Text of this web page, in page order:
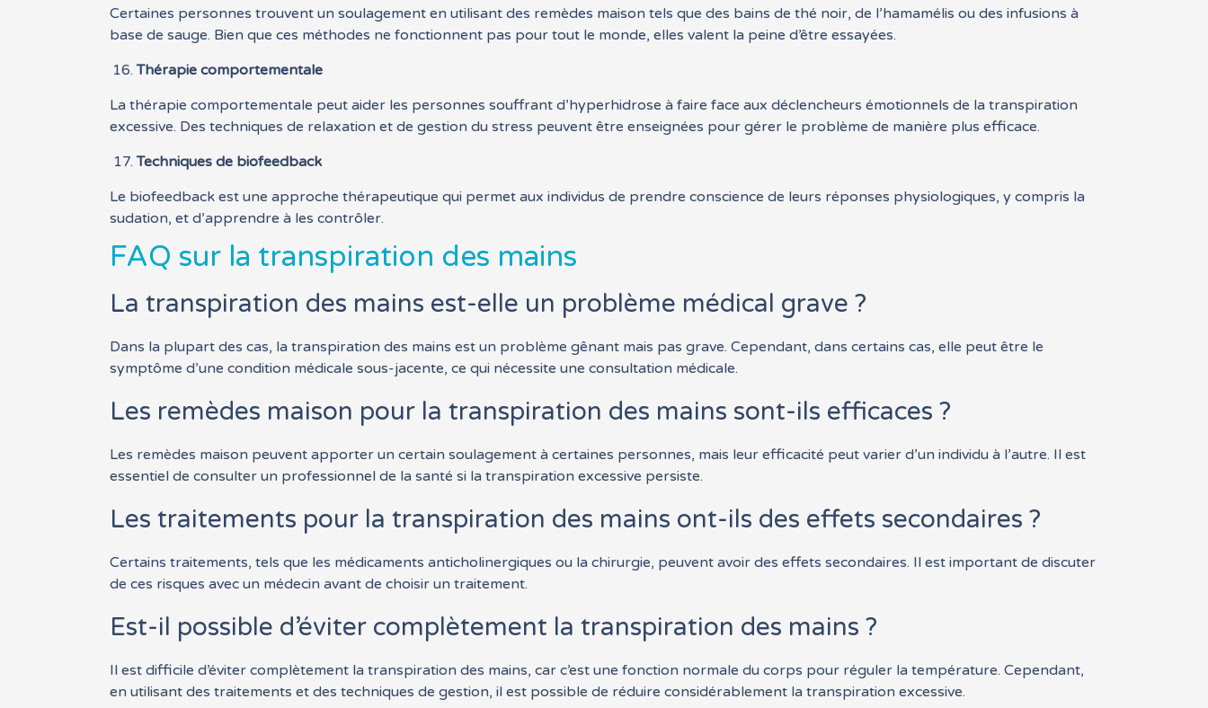
Certaines personnes trouvent un soulagement en utilisant des remèdes maison tels que des bains de thé noir, de l’hamamélis ou des infusions à
base de sauge. Bien que ces méthodes ne fonctionnent pas pour tout le monde, elles valent la peine d’être essayées.
Thérapie comportementale
La thérapie comportementale peut aider les personnes souffrant d’hyperhidrose à faire face aux déclencheurs émotionnels de la transpiration
excessive. Des techniques de relaxation et de gestion du stress peuvent être enseignées pour gérer le problème de manière plus efficace.
Techniques de biofeedback
Le biofeedback est une approche thérapeutique qui permet aux individus de prendre conscience de leurs réponses physiologiques, y compris la
sudation, et d’apprendre à les contrôler.
FAQ sur la transpiration des mains
La transpiration des mains est-elle un problème médical grave ?
Dans la plupart des cas, la transpiration des mains est un problème gênant mais pas grave. Cependant, dans certains cas, elle peut être le
symptôme d’une condition médicale sous-jacente, ce qui nécessite une consultation médicale.
Les remèdes maison pour la transpiration des mains sont-ils efficaces ?
Les remèdes maison peuvent apporter un certain soulagement à certaines personnes, mais leur efficacité peut varier d’un individu à l’autre. Il est
essentiel de consulter un professionnel de la santé si la transpiration excessive persiste.
Les traitements pour la transpiration des mains ont-ils des effets secondaires ?
Certains traitements, tels que les médicaments anticholinergiques ou la chirurgie, peuvent avoir des effets secondaires. Il est important de discuter
de ces risques avec un médecin avant de choisir un traitement.
Est-il possible d’éviter complètement la transpiration des mains ?
Il est difficile d’éviter complètement la transpiration des mains, car c’est une fonction normale du corps pour réguler la température. Cependant,
en utilisant des traitements et des techniques de gestion, il est possible de réduire considérablement la transpiration excessive.